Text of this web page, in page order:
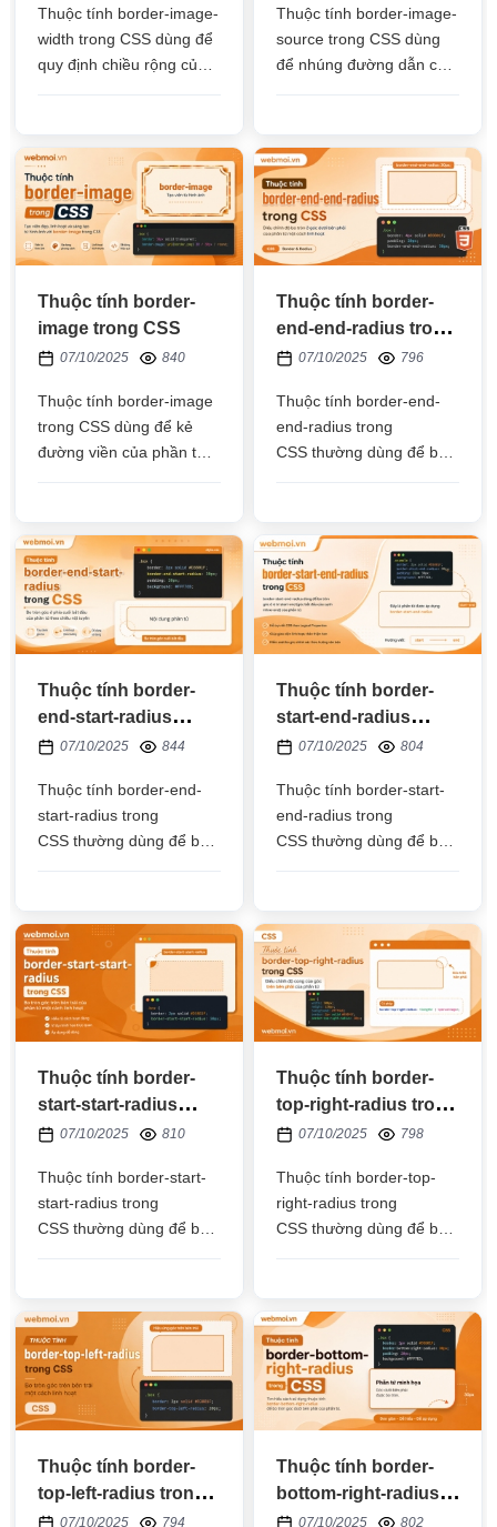
Thuộc tính border-image-
width trong CSS dùng để
quy định chiều rộng của
Thuộc tính border-image-
source trong CSS dùng
để nhúng đường dẫn của
Thuộc tính border-
image trong CSS
07/10/2025 840
Thuộc tính border-image
trong CSS dùng để kẻ
đường viền của phần tử
Thuộc tính border-
end-end-radius trong
CSS07/10/2025 796
Thuộc tính border-end-
end-radius trong
CSS thường dùng để bo
Thuộc tính border-
end-start-radius
trong CSS
07/10/2025 844
Thuộc tính border-end-
start-radius trong
CSS thường dùng để bo
Thuộc tính border-
start-end-radius
trong CSS
07/10/2025 804
Thuộc tính border-start-
end-radius trong
CSS thường dùng để bo
Thuộc tính border-
start-start-radius
trong CSS
07/10/2025 810
Thuộc tính border-start-
start-radius trong
CSS thường dùng để bo
Thuộc tính border-
top-right-radius trong
CSS07/10/2025 798
Thuộc tính border-top-
right-radius trong
CSS thường dùng để bo
Thuộc tính border-
top-left-radius trong
CSS07/10/2025 794
Thuộc tính border-
bottom-right-radius
trong CSS
07/10/2025 802